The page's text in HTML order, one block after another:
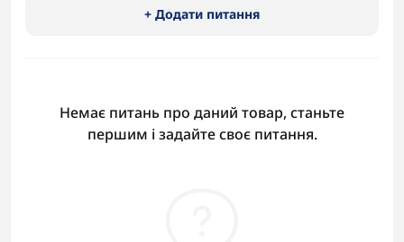
+ Додати питання
Немає питань про даний товар, станьте
першим і задайте своє питання.